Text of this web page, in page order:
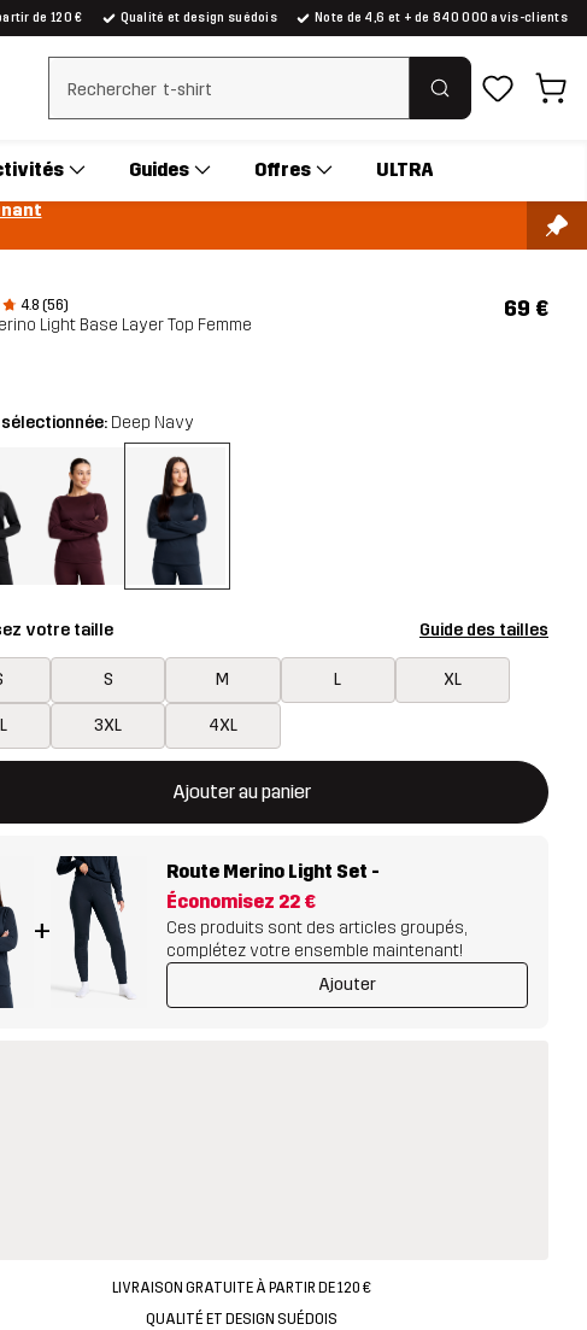
de 120 € Qualité et design suédois Note de 4,6 et + de 840 000 avis-clients
Effacer la recherche
Guides Offres ULTRA
4.8 (56)
Light Base Layer Top Femme
69 €
Deep Navy
votre taille Guide des tailles
S M L XL
3XL 4XL
Ajouter au panier
ouvrira une fenêtre modale confirmant un nouvel article dans le
disponible
+
Route Merino Light Set -
Économisez 22 €
Ces produits sont des articles groupés,
complétez votre ensemble maintenant!
Ajouter
LIVRAISON GRATUITE À PARTIR DE 120 €
QUALITÉ ET DESIGN SUÉDOIS